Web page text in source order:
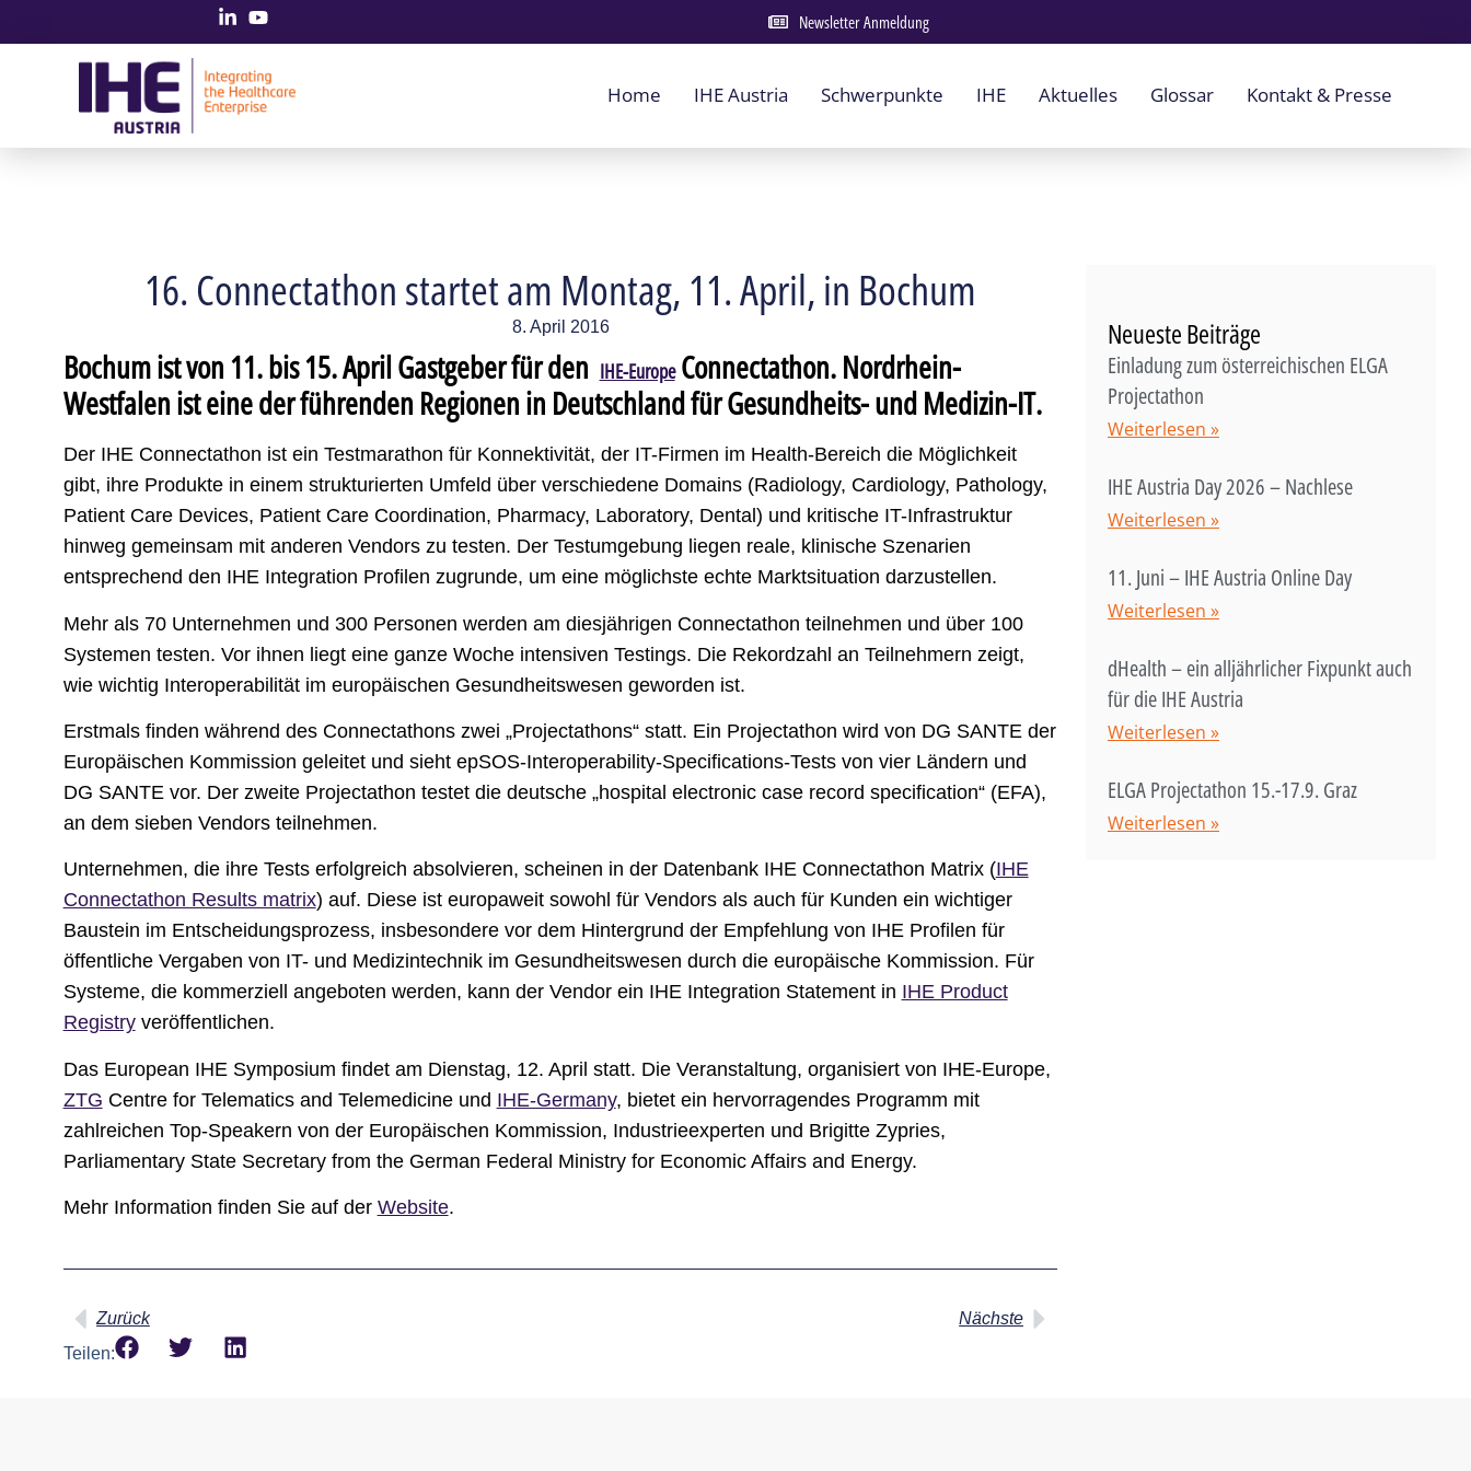
Newsletter Anmeldung
Home IHE Austria Schwerpunkte IHE Aktuelles Glossar Kontakt & Presse
16. Connectathon startet am Montag, 11. April, in Bochum
8. April 2016
Bochum ist von 11. bis 15. April Gastgeber für den IHE-EuropeConnectathon. Nordrhein-
Westfalen ist eine der führenden Regionen in Deutschland für Gesundheits- und Medizin-IT.
Der IHE Connectathon ist ein Testmarathon für Konnektivität, der IT-Firmen im Health-Bereich die Möglichkeit
gibt, ihre Produkte in einem strukturierten Umfeld über verschiedene Domains (Radiology, Cardiology, Pathology,
Patient Care Devices, Patient Care Coordination, Pharmacy, Laboratory, Dental) und kritische IT-Infrastruktur
hinweg gemeinsam mit anderen Vendors zu testen. Der Testumgebung liegen reale, klinische Szenarien
entsprechend den IHE Integration Profilen zugrunde, um eine möglichste echte Marktsituation darzustellen.
Mehr als 70 Unternehmen und 300 Personen werden am diesjährigen Connectathon teilnehmen und über 100
Systemen testen. Vor ihnen liegt eine ganze Woche intensiven Testings. Die Rekordzahl an Teilnehmern zeigt,
wie wichtig Interoperabilität im europäischen Gesundheitswesen geworden ist.
Erstmals finden während des Connectathons zwei „Projectathons“ statt. Ein Projectathon wird von DG SANTE der
Europäischen Kommission geleitet und sieht epSOS-Interoperability-Specifications-Tests von vier Ländern und
DG SANTE vor. Der zweite Projectathon testet die deutsche „hospital electronic case record specification“ (EFA),
an dem sieben Vendors teilnehmen.
Unternehmen, die ihre Tests erfolgreich absolvieren, scheinen in der Datenbank IHE Connectathon Matrix (IHE
Connectathon Results matrix) auf. Diese ist europaweit sowohl für Vendors als auch für Kunden ein wichtiger
Baustein im Entscheidungsprozess, insbesondere vor dem Hintergrund der Empfehlung von IHE Profilen für
öffentliche Vergaben von IT- und Medizintechnik im Gesundheitswesen durch die europäische Kommission. Für
Systeme, die kommerziell angeboten werden, kann der Vendor ein IHE Integration Statement in IHE Product
Registryveröffentlichen.
Das European IHE Symposium findet am Dienstag, 12. April statt. Die Veranstaltung, organisiert von IHE-Europe,
ZTG Centre for Telematics and Telemedicine und IHE-Germany, bietet ein hervorragendes Programm mit
zahlreichen Top-Speakern von der Europäischen Kommission, Industrieexperten und Brigitte Zypries,
Parliamentary State Secretary from the German Federal Ministry for Economic Affairs and Energy.
Mehr Information finden Sie auf der Website.
Zurück
Nächste
Teilen:
Neueste Beiträge
Einladung zum österreichischen ELGA
Projectathon
Weiterlesen »
IHE Austria Day 2026 – Nachlese
Weiterlesen »
11. Juni – IHE Austria Online Day
Weiterlesen »
dHealth – ein alljährlicher Fixpunkt auch
für die IHE Austria
Weiterlesen »
ELGA Projectathon 15.-17.9. Graz
Weiterlesen »